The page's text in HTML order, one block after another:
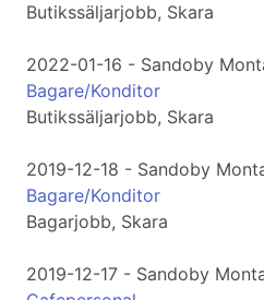
Butikssäljarjobb, Skara
2022-01-16 - Sandoby
Bagare/Konditor
Butikssäljarjobb, Skara
2019-12-18 - Sandoby
Bagare/Konditor
Bagarjobb, Skara
2019-12-17 - Sandoby